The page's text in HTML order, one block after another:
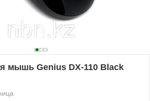
мышь Genius DX-110 Black